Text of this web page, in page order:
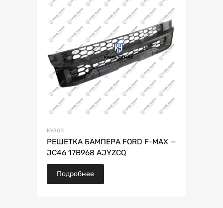
КУЗОВ
РЕШЕТКА БАМПЕРА FORD F-MAX —
JC46 17B968 AJYZCQ
Подробнее